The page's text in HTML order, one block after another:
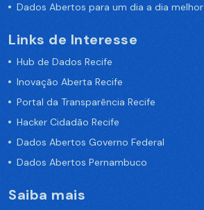
Dados Abertos para um dia a dia melhor
Links de Interesse
Hub de Dados Recife
Inovação Aberta Recife
Portal da Transparência Recife
Hacker Cidadão Recife
Dados Abertos Governo Federal
Dados Abertos Pernambuco
Saiba mais